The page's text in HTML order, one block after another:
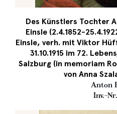
Des Künstlers Tochter
Einsle (2.4.1852-
Einsle, verh. mit Viktor
31.10.1915 im 72.
Salzburg (in memoriam
von Anna
Anton
Inv.-